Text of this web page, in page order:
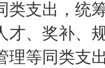
类支出，统
才、奖补、
理等同类支